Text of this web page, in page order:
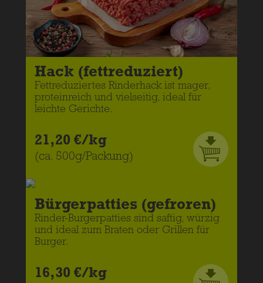
Hack (fettreduziert)
Fettreduziertes Rinderhack ist mager,
proteinreich und vielseitig, ideal für
leichte Gerichte.
21,20 €/kg
(ca. 500g/Packung)
Bürgerpatties (gefroren)
Rinder-Burgerpatties sind saftig, würzig
und ideal zum Braten oder Grillen für
Burger.
16,30 €/kg